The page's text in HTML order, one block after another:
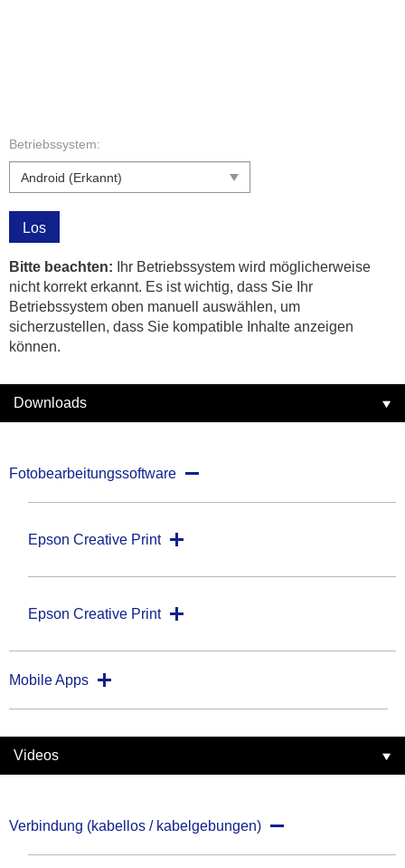
Betriebssystem:
Los
Bitte beachten: Ihr Betriebssystem wird möglicherweise
nicht korrekt erkannt. Es ist wichtig, dass Sie Ihr
Betriebssystem oben manuell auswählen, um
sicherzustellen, dass Sie kompatible Inhalte anzeigen
können.
Downloads
Fotobearbeitungssoftware
Epson Creative Print
Epson Creative Print
Mobile Apps
Videos
Verbindung (kabellos / kabelgebungen)